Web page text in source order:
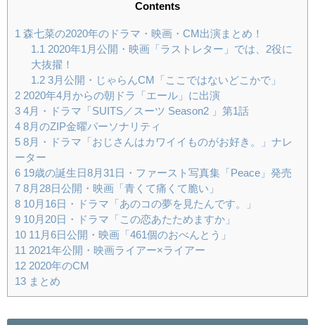
Contents
1 森七菜の2020年のドラマ・映画・CM出演まとめ！
1.1 2020年1月公開・映画「ラストレター」では、2役に
大抜擢！
1.23月公開・じゃらんCM「ここではないどこかで」
2 2020年4月からの朝ドラ「エール」に出演
3 4月・ドラマ「SUITS／スーツ Season2 」第1話
4 8月のZIP金曜パーソナリティ
5 8月・ドラマ「おじさんはカワイイものがお好き。」ナレ
ーター
6 19歳の誕生日8月31日・ファースト写真集「Peace」発売
7 8月28日公開・映画「青くて痛くて脆い」
8 10月16日・ドラマ「あのコの夢を見たんです。」
9 10月20日・ドラマ「この恋あたためますか」
10 11月6日公開・映画「461個のおべんとう」
11 2021年公開・映画ライアー×ライアー
12 2020年のCM
13 まとめ